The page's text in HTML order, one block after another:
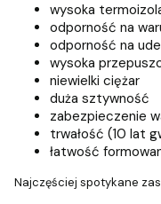
wysoka
odporność na
odporność na
wysoka
niewielki ciężar
duża sztywność
zabezpieczenie
trwałość (10 lat
łatwość
Najczęściej spotykane